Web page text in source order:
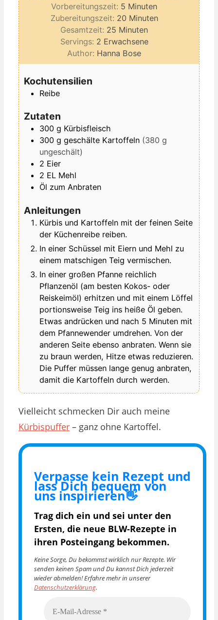
Vorbereitungszeit: 5 Minuten
Minuten
Zubereitungszeit: 20Minuten
Minuten
Gesamtzeit: 25 Minuten
Minuten
Servings: 2 Erwachsene
Author: Hanna Bose
Kochutensilien
Reibe
Zutaten
300 g Kürbisfleisch
300 g geschälte Kartoffeln (380 g
ungeschält)
2 Eier
2 EL Mehl
Öl zum Anbraten
Anleitungen
Kürbis und Kartoffeln mit der feinen Seite
der Küchenreibe reiben.
In einer Schüssel mit Eiern und Mehl zu
einem matschigen Teig vermischen.
In einer großen Pfanne reichlich
Pflanzenöl (am besten Kokos- oder
Reiskeimöl) erhitzen und mit einem Löffel
portionsweise Teig ins heiße Öl geben.
Etwas andrücken und nach 5 Minuten mit
dem Pfannewender umdrehen. Von der
anderen Seite ebenso anbraten. Wenn sie
zu braun werden, Hitze etwas reduzieren.
Die Puffer müssen lange genug anbraten,
damit die Kartoffeln durch werden.
Vielleicht schmecken Dir auch meine
Kürbispuffer – ganz ohne Kartoffel.
Verpasse kein Rezept und
lass Dich bequem von
uns inspirieren👋
Trag dich ein und sei unter den
Ersten, die neue BLW-Rezepte in
ihren Posteingang bekommen.
Keine Sorge, Du bekommst wirklich nur Rezepte. Wir
senden keinen Spam und Du kannst Dich jederzeit
wieder abmelden! Erfahre mehr in unserer
Datenschutzerklärung.